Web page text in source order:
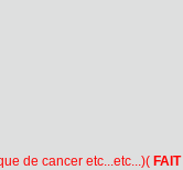
de cancer etc...etc...)(FAIT